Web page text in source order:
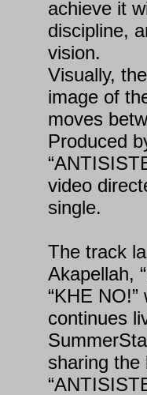
achieve it
discipline,
vision.
Visually,
image of
moves
Produced
video
single.
The track
Akapellah,
“KHE
continues
sharing the